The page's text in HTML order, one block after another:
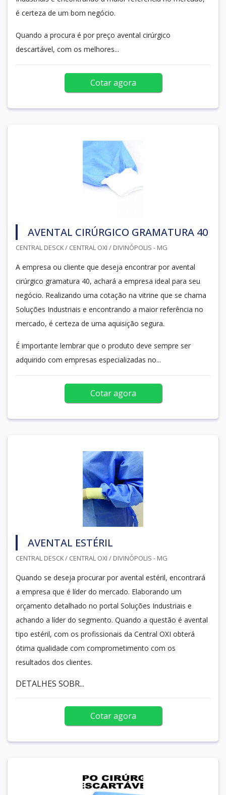
é certeza de um bom negócio.
Quando a procura é por preço avental cirúrgico
descartável, com os melhores...
Cotar agora
AVENTAL CIRÚRGICO GRAMATURA 40
CENTRAL DESCK / CENTRAL OXI / DIVINÓPOLIS - MG
A empresa ou cliente que deseja encontrar por avental
cirúrgico gramatura 40, achará a empresa ideal para seu
negócio. Realizando uma cotação na vitrine que se chama
Soluções Industriais e encontrando a maior referência no
mercado, é certeza de uma aquisição segura.
É importante lembrar que o produto deve sempre ser
adquirido com empresas especializadas no...
Cotar agora
AVENTAL ESTÉRIL
CENTRAL DESCK / CENTRAL OXI / DIVINÓPOLIS - MG
Quando se deseja procurar por avental estéril, encontrará
a empresa que é líder do mercado. Elaborando um
orçamento detalhado no portal Soluções Industriais e
achando a líder do segmento. Quando a questão é avental
tipo estéril, com os profissionais da Central OXI obterá
ótima qualidade com comprometimento com os
resultados dos clientes.
DETALHES SOBR...
Cotar agora